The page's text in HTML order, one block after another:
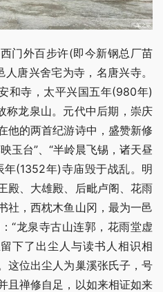
门外百步许(即今新钢总厂苗
唐兴舍宅为寺，名唐兴寺。
和寺，太平兴国五年(980年)
称龙泉山。元代中后期，崇庆
他的两首纪游诗中，盛赞新修
玉台”、“半岭晨飞锡，诸天昼
年(1352年)寺庙毁于战乱。明
殿、大雄殿、后毗卢阁、花雨
社，西枕木鱼山冈，最为一邑
“龙泉寺古山连郭，花雨堂虚
下了出尘人与读书人相识相
这位出尘人为巢溪张氏子，号
且禅修自足，以如来相证如来